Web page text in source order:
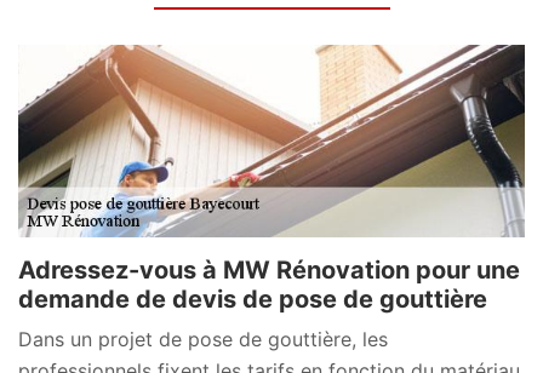
Adressez-vous à MW Rénovation pour une
demande de devis de pose de gouttière
Dans un projet de pose de gouttière, les